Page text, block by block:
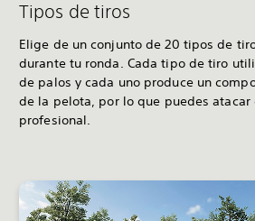
Tipos de tiros
Elige de un conjunto de 20 tipos de
durante tu ronda. Cada tipo de tiro
de palos y cada uno produce un
de la pelota, por lo que puedes atacar
profesional.